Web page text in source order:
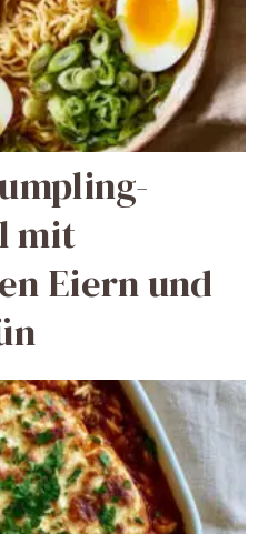
mit
Eiern und